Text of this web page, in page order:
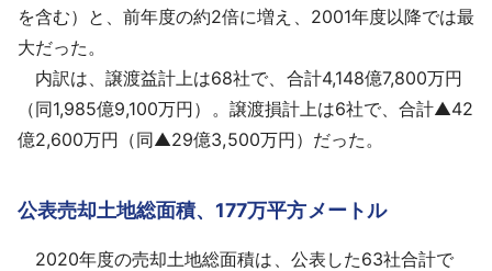
を含む）と、前年度の約2倍に増え、2001年度以降では最
大だった。
内訳は、譲渡益計上は68社で、合計4,148億7,800万円
（同1,985億9,100万円）。譲渡損計上は6社で、合計▲42
億2,600万円（同▲29億3,500万円）だった。
公表売却土地総面積、177万平方メートル
2020年度の売却土地総面積は、公表した63社合計で